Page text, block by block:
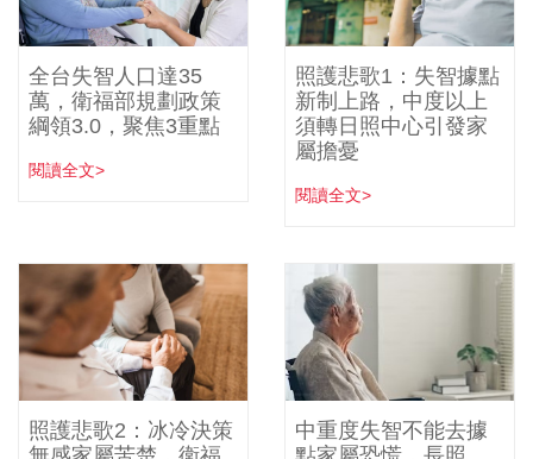
全台失智人口達35
萬，衛福部規劃政策
綱領3.0，聚焦3重點
閱讀全文>
照護悲歌1：失智據點
新制上路，中度以上
須轉日照中心引發家
屬擔憂
閱讀全文>
照護悲歌2：冰冷決策
中重度失智不能去據